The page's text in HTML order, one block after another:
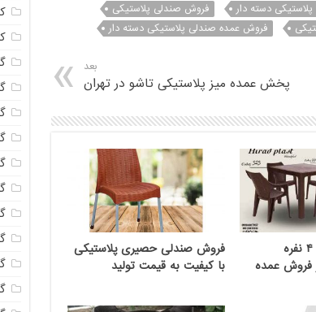
دسته دار
فروش صندلی پلاستیکی
فروش عمده صندلی پلاستیکی دسته دار
بعد
پخش عمده میز پلاستیکی تاشو در تهران
قیمت میز صندلی ۴ نفره
فروش عمده
فروش صندلی حصیری پلاستیکی
با کیفیت به قیمت تولید